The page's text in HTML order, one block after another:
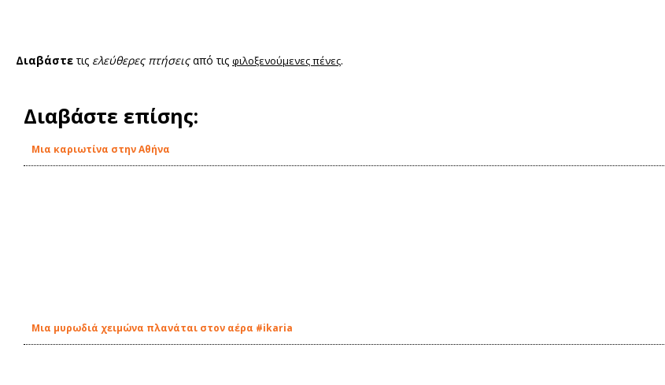
Διαβάστετις ελεύθερες πτήσειςαπό τις φιλοξενούμενες πένες.
Διαβάστε επίσης:
Μια καριωτίνα στην Αθήνα
Μια μυρωδιά χειμώνα πλανάται στον αέρα #ikaria